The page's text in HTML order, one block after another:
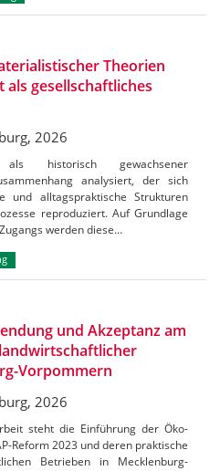
Theorien
gesellschaftliches
2026
historisch gewachsener
analysiert, der sich
und alltagspraktische Strukturen
reproduziert. Auf Grundlage
werden diese…
und Akzeptanz am
Vorpommern
2026
steht die Einführung der Öko-
Reform 2023 und deren praktische
Betrieben in Mecklenburg-